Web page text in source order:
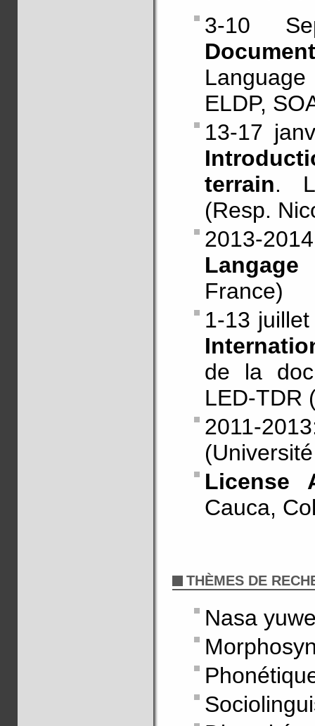
3-10
ELDP,
13-17
terrain.
(Resp.
2013-
Langage
France)
1-13
de la
LED-TDR
2011-
License
Cauca,
THÈMES DE
Nasa